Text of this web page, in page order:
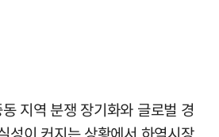
지역 분쟁 장기화와 글로벌 경